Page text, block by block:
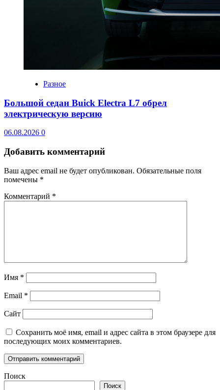
Разное
Большой седан Buick Electra L7 обрел
электрическую версию
06.08.2026 0
Добавить комментарий
Ваш адрес email не будет опубликован. Обязательные поля
помечены *
Комментарий *
Имя *
Email *
Сайт
Сохранить моё имя, email и адрес сайта в этом браузере для
последующих моих комментариев.
Поиск
Поиск